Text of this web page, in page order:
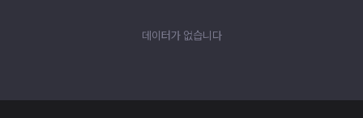
데이터가 없습니다